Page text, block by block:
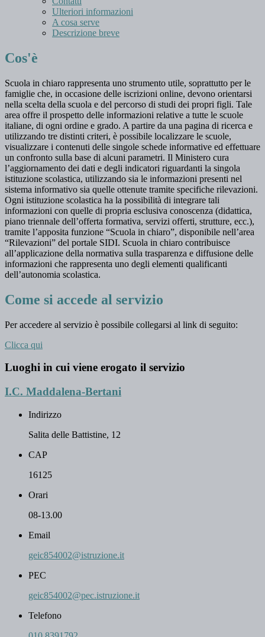
Ulteriori informazioni
A cosa serve
Descrizione breve
Cos'è
Scuola in chiaro rappresenta uno strumento utile, soprattutto per le
famiglie che, in occasione delle iscrizioni online, devono orientarsi
nella scelta della scuola e del percorso di studi dei propri figli. Tale
area offre il prospetto delle informazioni relative a tutte le scuole
italiane, di ogni ordine e grado. A partire da una pagina di ricerca e
utilizzando tre distinti criteri, è possibile localizzare le scuole,
visualizzare i contenuti delle singole schede informative ed effettuare
un confronto sulla base di alcuni parametri. Il Ministero cura
l’aggiornamento dei dati e degli indicatori riguardanti la singola
istituzione scolastica, utilizzando sia le informazioni presenti nel
sistema informativo sia quelle ottenute tramite specifiche rilevazioni.
Ogni istituzione scolastica ha la possibilità di integrare tali
informazioni con quelle di propria esclusiva conoscenza (didattica,
piano triennale dell’offerta formativa, servizi offerti, strutture, ecc.),
tramite l’apposita funzione “Scuola in chiaro”, disponibile nell’area
“Rilevazioni” del portale SIDI. Scuola in chiaro contribuisce
all’applicazione della normativa sulla trasparenza e diffusione delle
informazioni che rappresenta uno degli elementi qualificanti
dell’autonomia scolastica.
Come si accede al servizio
Per accedere al servizio è possibile collegarsi al link di seguito:
Clicca qui
Luoghi in cui viene erogato il servizio
I.C. Maddalena-Bertani
Indirizzo
Salita delle Battistine, 12
CAP
16125
Orari
08-13.00
Email
geic854002@istruzione.it
PEC
geic854002@pec.istruzione.it
Telefono